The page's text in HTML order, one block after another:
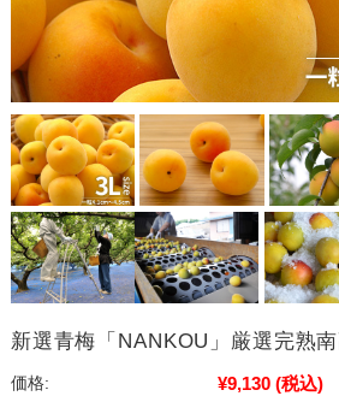
新選青梅「NANKOU」厳選完熟
価格: ¥9,130 (税込)